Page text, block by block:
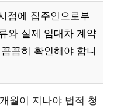
점에 집주인으로부
와 실제 임대차 계약
꼼히 확인해야 합니
월이 지나야 법적 청